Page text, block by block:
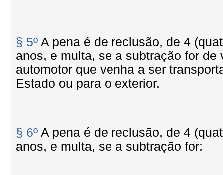
§ 5º A pena é de reclusão, de 4
anos, e multa, se a subtração for de
automotor que venha a ser
Estado ou para o exterior.
§ 6º A pena é de reclusão, de 4
anos, e multa, se a subtração for: